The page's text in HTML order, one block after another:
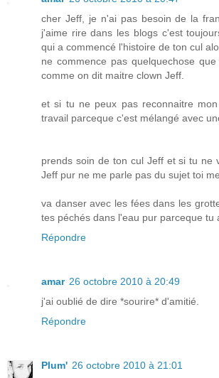
cher Jeff, je n'ai pas besoin de la
j'aime rire dans les blogs c'est
qui a commencé l'histoire de ton cul
ne commence pas quelquechose
comme on dit maitre clown Jeff.
et si tu ne peux pas reconnaitre
travail parceque c'est mélangé avec
prends soin de ton cul Jeff et si tu ne
Jeff pur ne me parle pas du sujet toi
va danser avec les fées dans les
tes péchés dans l'eau pur parceque tu
Répondre
amar 26 octobre 2010 à 20:49
j'ai oublié de dire *sourire* d'amitié.
Répondre
Plum' 26 octobre 2010 à 21:01